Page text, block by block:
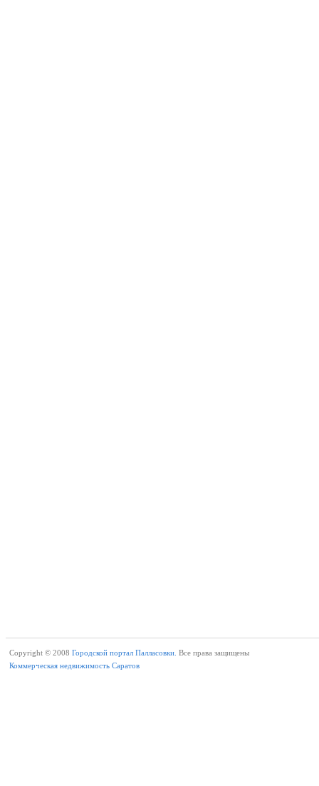
Copyright © 2008 Городской портал Палласовки. Все права защищены
Коммерческая недвижимость Саратов